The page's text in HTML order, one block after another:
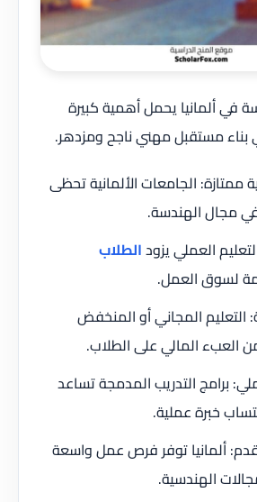
في ألمانيا يحمل أهمية كبيرة
بناء مستقبل مهني ناجح ومزدهر.
الجامعات الألمانية تحظى
مجال الهندسة.
العملي يزودالطلاب
لسوق العمل.
المجاني أو المنخفض
العبء المالي على الطلاب.
برامج التدريب المدمجة تساعد
خبرة عملية.
ألمانيا توفر فرص عمل واسعة
الهندسية.